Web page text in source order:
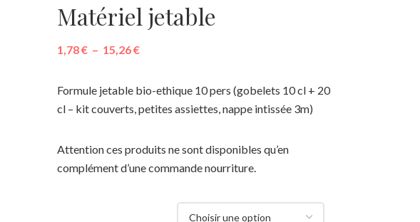
Matériel jetable
1,78€ – 15,26€
Formule jetable bio-ethique 10 pers (gobelets 10 cl + 20
cl – kit couverts, petites assiettes, nappe intissée 3m)
Attention ces produits ne sont disponibles qu’en
complément d’une commande nourriture.